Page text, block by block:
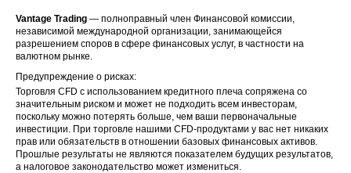
Vantage Trading — полноправный член Финансовой комиссии,
независимой международной организации, занимающейся
разрешением споров в сфере финансовых услуг, в частности на
валютном рынке.
Предупреждение о рисках:
Торговля CFD с использованием кредитного плеча сопряжена со
значительным риском и может не подходить всем инвесторам,
поскольку можно потерять больше, чем ваши первоначальные
инвестиции. При торговле нашими CFD-продуктами у вас нет никаких
прав или обязательств в отношении базовых финансовых активов.
Прошлые результаты не являются показателем будущих результатов,
а налоговое законодательство может измениться.